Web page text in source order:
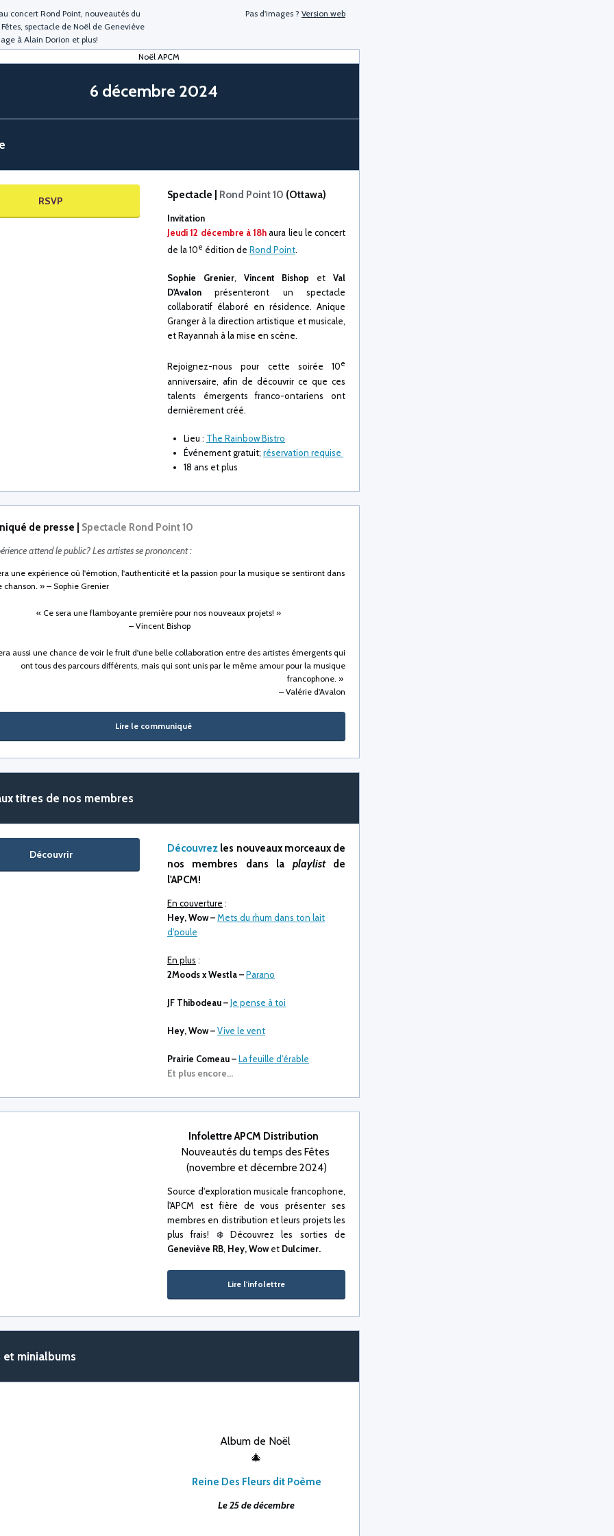
concert Rond Point, nouveautés du
spectacle de Noël de Geneviève
à Alain Dorion et plus!
Pas d'images ? Version web
6 décembre 2024
RSVP Spectacle Rond Point 10 (Ottawa)
Invitation
Jeudi 12 décembre à 18haura lieu le concert
de la 10e édition de Rond Point.
Sophie Grenier, Vincent Bishop etVal
D'Avalon présenteront un spectacle
collaboratif élaboré en résidence. Anique
Granger à la direction artistique et musicale,
et Rayannah à la mise en scène.
Rejoignez-nous pour cette soirée 10e
anniversaire, afin de découvrir ce que ces
talents émergents franco-ontariens ont
dernièrement créé.
Lieu : The Rainbow Bistro
Événement gratuit; réservation requise
18 ans et plus
de presse
Spectacle Rond Point 10
attend le public? Les artistes se prononcent :
une expérience où l'émotion, l'authenticité et la passion pour la musique se sentiront dans
chanson. » – Sophie Grenier
« Ce sera une flamboyante première pour nos nouveaux projets! »
– Vincent Bishop
aussi une chance de voir le fruit d'une belle collaboration entre des artistes émergents qui
ont tous des parcours différents, mais qui sont unis par le même amour pour la musique
francophone. »
– Valérie d'Avalon
Lire le communiqué
titres de nos membres
Découvrir Découvrez les nouveaux morceaux de
nos membres dans la playlistde
l'APCM!
En couverture :
Hey, Wow–Mets du rhum dans ton lait
d'poule
En plus :
2Moods x Westla–Parano
JF Thibodeau –Je pense à toi
Hey, Wow–Vive le vent
Prairie Comeau–La feuille d'érable
Et plus encore...
Infolettre APCM Distribution
Nouveautés du temps des Fêtes
(novembre et décembre 2024)
Source d'exploration musicale francophone,
l'APCM est fière de vous présenter ses
membres en distribution et leurs projets les
plus frais! ❄️ Découvrez les sorties de
Geneviève RB, Hey, Wowet Dulcimer.
Lire l'infolettre
et minialbums
Album de Noël
🎄
Reine Des Fleurs dit Poème
Le 25 de décembre